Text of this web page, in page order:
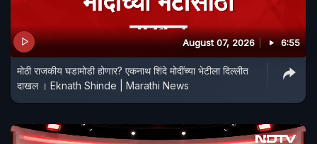
August 07, 2026 6:55
मोठी राजकीय घडामोडी होणार? एकनाथ शिंदे मोदींच्या भेटीला दिल्लीत
दाखल । Eknath Shinde | Marathi News